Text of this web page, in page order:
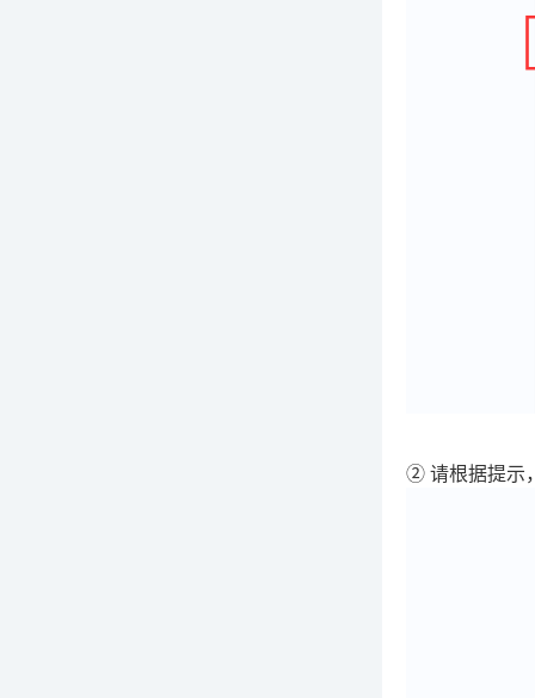
② 请根据提示